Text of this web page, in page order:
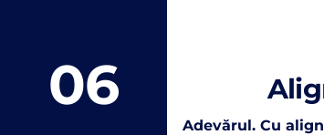
06
Adevărul. Cu